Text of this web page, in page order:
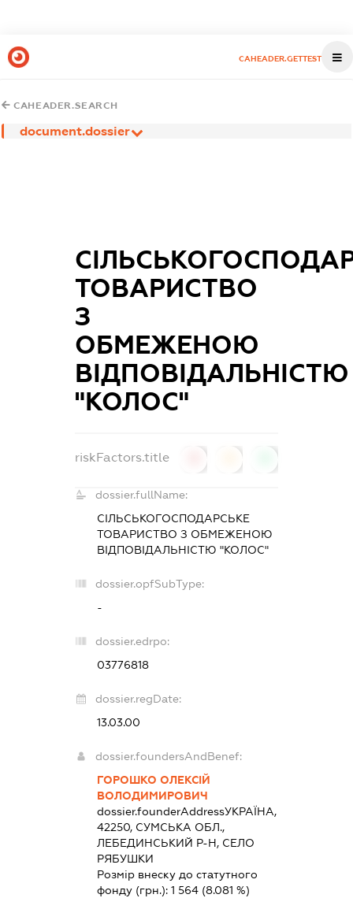
CAHEADER.GETTEST
CAHEADER.SEARCH
document.dossier
ТОВАРИСТВО
З
ОБМЕЖЕНОЮ
ВІДПОВІДАЛЬНІСТЮ
"КОЛОС"
riskFactors.title
dossier.fullName:
СІЛЬСЬКОГОСПОДАРСЬКЕ
ТОВАРИСТВО З ОБМЕЖЕНОЮ
ВІДПОВІДАЛЬНІСТЮ "КОЛОС"
dossier.opfSubType:
-
dossier.edrpo:
03776818
dossier.regDate:
13.03.00
dossier.foundersAndBenef:
ГОРОШКО ОЛЕКСІЙ
ВОЛОДИМИРОВИЧ
dossier.founderAddressУКРАЇНА,
42250, СУМСЬКА ОБЛ.,
ЛЕБЕДИНСЬКИЙ Р-Н, СЕЛО
РЯБУШКИ
Розмір внеску до статутного
фонду (грн.): 1 564(8.081 %)